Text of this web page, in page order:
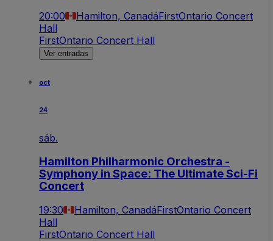
20:00 Hamilton, CanadáFirstOntario Concert
Hall
FirstOntario Concert Hall
Ver entradas
oct
24
sáb.
Hamilton Philharmonic Orchestra -
Symphony in Space: The Ultimate Sci-Fi
Concert
19:30 Hamilton, CanadáFirstOntario Concert
Hall
FirstOntario Concert Hall